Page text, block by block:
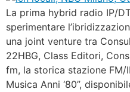
La prima hybrid radio IP/
sperimentare
una joint venture tra
22HBG, Class Editori,
fm, la storica stazione FM/
Musica Anni ‘80”,